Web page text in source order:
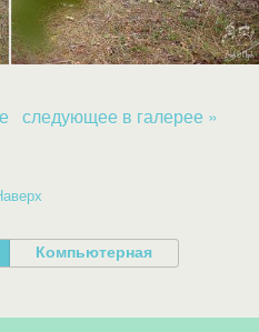
следующее в галерее »
Компьютерная